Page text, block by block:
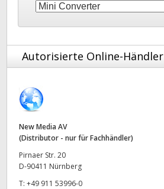
Denmark
Finland
Germany
India
Autorisierte Online-Händler
New Media AV
(Distributor - nur für Fachhändler)
Pirnaer Str. 20
D-90411 Nürnberg
T: +49 911 53996-0